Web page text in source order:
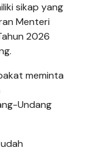
sikap yang
Menteri
2026
meminta
Undang